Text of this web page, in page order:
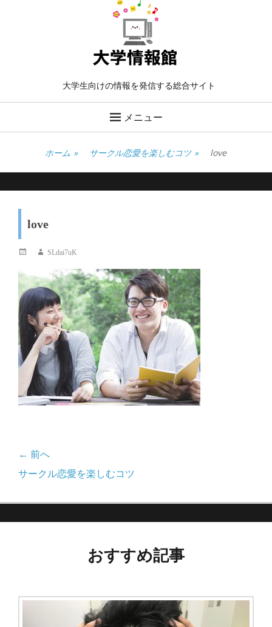
大学生向けの情報を発信する総合サイト
メニュー
ホーム » サークル恋愛を楽しむコツ » love
love
投
投
者
SLdai7uK
投
ー
← 前へ
前
サークル恋愛を楽しむコツ
おすすめ記事